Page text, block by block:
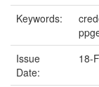
Keywords:
Issue
Date:
18-